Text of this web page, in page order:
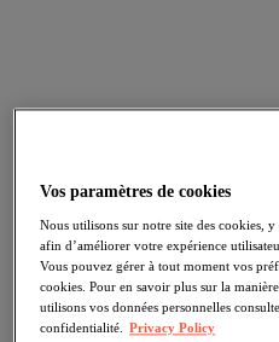
Vos paramètres de cookies
Nous utilisons sur notre site des cookies,
afin d’améliorer votre expérience
Vous pouvez gérer à tout moment vos
cookies. Pour en savoir plus sur la
utilisons vos données personnelles
confidentialité. Privacy Policy